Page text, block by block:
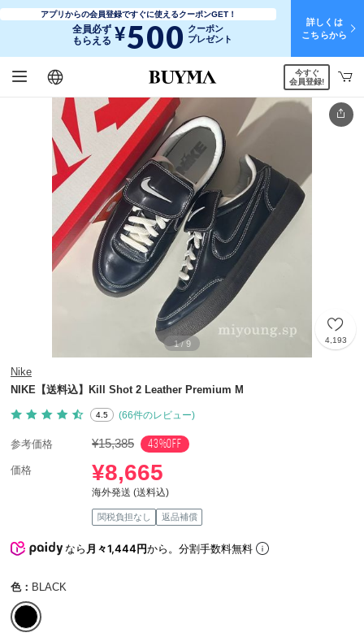
アプリからの会員登録ですぐに使えるクーポンGET！
全員必ず
もらえる ¥500 クーポン
プレゼント
詳しくは
こちらから
日本語
English
简体中文
繁體中文
今すぐ
会員登録!
1 / 9 4,193
Nike
NIKE【送料込】Kill Shot 2 Leather Premium M
4.5 (66件のレビュー)
参考価格 ¥15,385 43%OFF
価格 ¥8,665
海外発送 (送料込)
関税負担なし 返品補償
なら 月々1,444円から。分割手数料無料
色： BLACK